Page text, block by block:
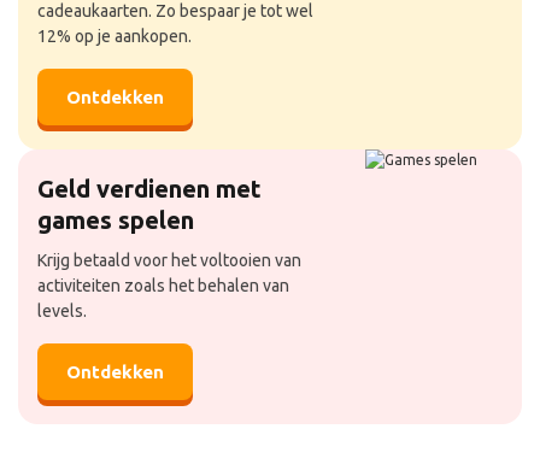
cadeaukaarten. Zo bespaar je tot wel
12% op je aankopen.
Ontdekken
Geld verdienen met
games spelen
Krijg betaald voor het voltooien van
activiteiten zoals het behalen van
levels.
Ontdekken